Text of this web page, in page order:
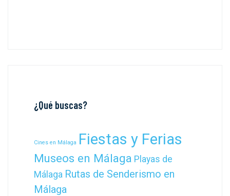
¿Qué buscas?
Cines en Málaga Fiestas y Ferias
Museos en Málaga Playas de
Málaga Rutas de Senderismo en
Málaga